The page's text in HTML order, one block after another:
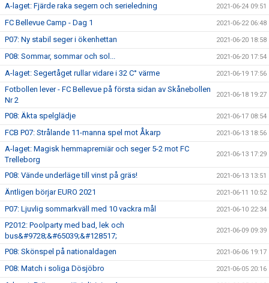
A-laget: Fjärde raka segern och serieledning 2021-06-24 09:51
FC Bellevue Camp - Dag 1 2021-06-22 06:48
P07: Ny stabil seger i ökenhettan 2021-06-20 18:58
P08: Sommar, sommar och sol... 2021-06-20 17:54
A-laget: Segertåget rullar vidare i 32 C° värme 2021-06-19 17:56
Fotbollen lever - FC Bellevue på första sidan av Skånebollen
Nr 2
2021-06-18 19:27
P08: Äkta spelglädje 2021-06-17 08:54
FCB P07: Strålande 11-manna spel mot Åkarp 2021-06-13 18:56
A-laget: Magisk hemmapremiär och seger 5-2 mot FC
Trelleborg
2021-06-13 17:29
P08: Vände underläge till vinst på gräs! 2021-06-13 13:51
Äntligen börjar EURO 2021 2021-06-11 10:52
P07: Ljuvlig sommarkväll med 10 vackra mål 2021-06-10 22:34
P2012: Poolparty med bad, lek och
bus&#9728;&#65039;&#128517;
2021-06-09 09:39
P08: Skönspel på nationaldagen 2021-06-06 19:17
P08: Match i soliga Dösjöbro 2021-06-05 20:16